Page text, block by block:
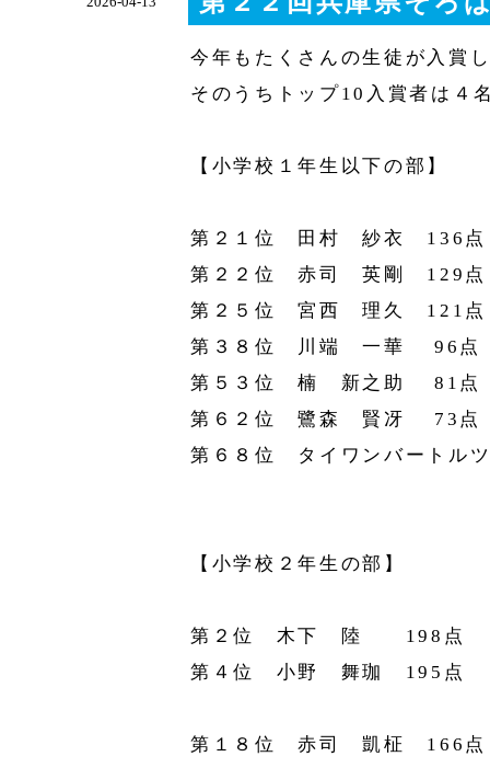
今年もたくさんの生徒が入賞
そのうちトップ10入賞者は４
【小学校１年生以下の部】
第２１位 田村 紗衣 136点
第２２位 赤司 英剛 129点
第２５位 宮西 理久 121点
第３８位 川端 一華 96点
第５３位 楠 新之助 81点
第６２位 鷺森 賢冴 73点
第６８位 タイワンバートル
【小学校２年生の部】
第２位 木下 陸 198点
第４位 小野 舞珈 195点
第１８位 赤司 凱柾 166点